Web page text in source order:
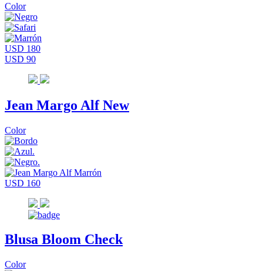
Color
USD 180
USD 90
Jean Margo Alf New
Color
USD 160
Blusa Bloom Check
Color